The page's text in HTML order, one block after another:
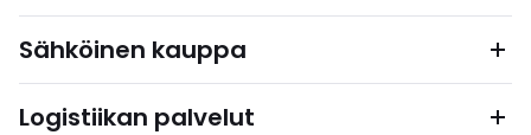
Sähköinen kauppa
Logistiikan palvelut